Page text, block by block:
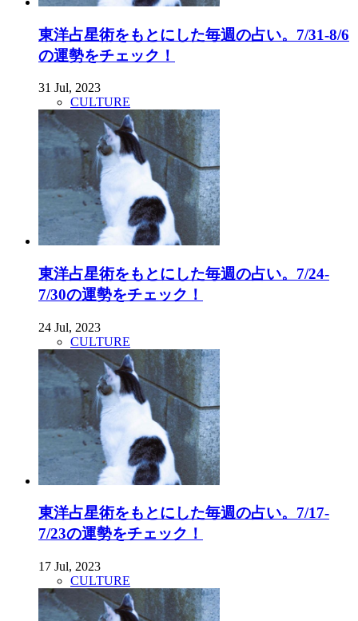
東洋占星術をもとにした毎週の占い。7/31-8/6
の運勢をチェック！
31 Jul, 2023
CULTURE
東洋占星術をもとにした毎週の占い。7/24-
7/30の運勢をチェック！
24 Jul, 2023
CULTURE
東洋占星術をもとにした毎週の占い。7/17-
7/23の運勢をチェック！
17 Jul, 2023
CULTURE